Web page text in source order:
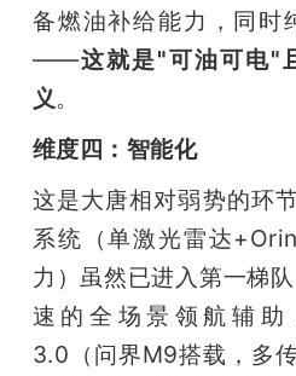
备燃油补给能力，同时
——这就是"可油可电"
义。
维度四：智能化
这是大唐相对弱势的环
系统（单激光雷达
力）虽然已进入第一梯
速的全场景领航辅助
3.0（问界M9搭载，多